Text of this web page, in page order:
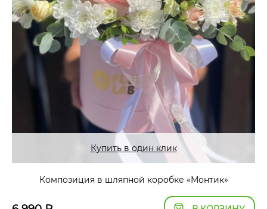
Купить в один клик
Композиция в шляпной коробке «Монтик»